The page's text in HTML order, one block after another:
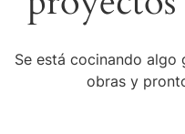
Se está cocinando algo
obras y